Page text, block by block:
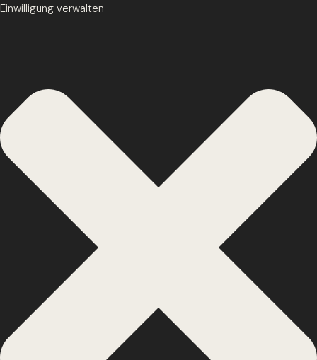
Einwilligung verwalten